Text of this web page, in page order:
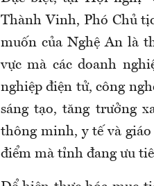
Thành Vinh, Phó Chủ
muốn của Nghệ An là
vực mà các doanh
nghiệp điện tử, công
sáng tạo, tăng trưởng
thông minh, y tế và
điểm mà tỉnh đang ưu